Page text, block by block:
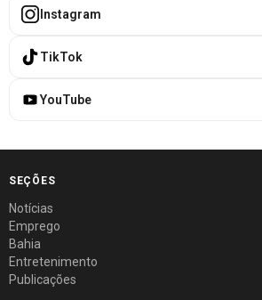
Instagram
TikTok
YouTube
SEÇÕES
Notícias
Emprego
Bahia
Entretenimento
Publicações